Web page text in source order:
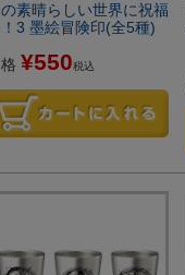
の素晴らしい世界に祝福
！3 墨絵冒険印(全5種)
¥550税込